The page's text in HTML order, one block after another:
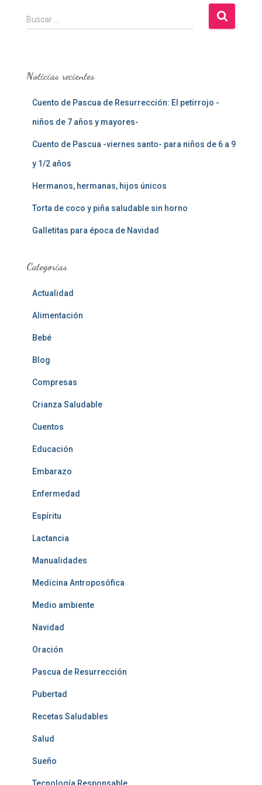
B
u
r
Buscar …
Noticias recientes
Cuento de Pascua de Resurrección: El petirrojo -
niños de 7 años y mayores-
Cuento de Pascua -viernes santo- para niños de 6 a 9
y 1/2 años
Hermanos, hermanas, hijos únicos
Torta de coco y piña saludable sin horno
Galletitas para época de Navidad
Categorias
Actualidad
Alimentación
Bebé
Blog
Compresas
Crianza Saludable
Cuentos
Educación
Embarazo
Enfermedad
Espíritu
Lactancia
Manualidades
Medicina Antroposófica
Medio ambiente
Navidad
Oración
Pascua de Resurrección
Pubertad
Recetas Saludables
Salud
Sueño